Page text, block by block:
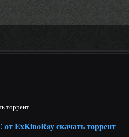
торрент
ExKinoRay скачать торрент